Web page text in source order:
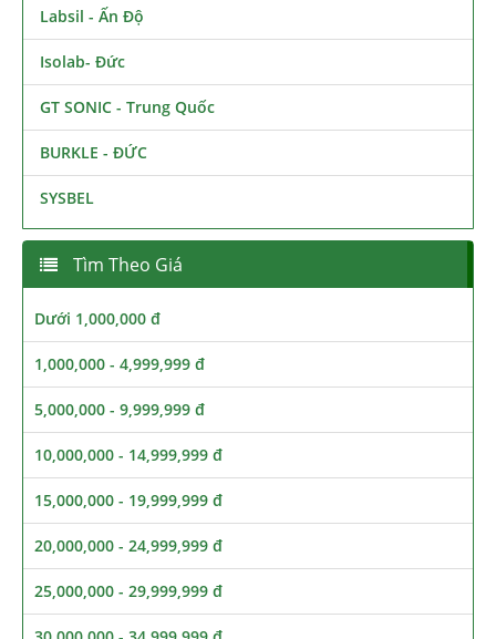
Labsil - Ấn Độ
Isolab- Đức
GT SONIC - Trung Quốc
BURKLE - ĐỨC
SYSBEL
Tìm Theo Giá
Dưới 1,000,000 đ
1,000,000 - 4,999,999 đ
5,000,000 - 9,999,999 đ
10,000,000 - 14,999,999 đ
15,000,000 - 19,999,999 đ
20,000,000 - 24,999,999 đ
25,000,000 - 29,999,999 đ